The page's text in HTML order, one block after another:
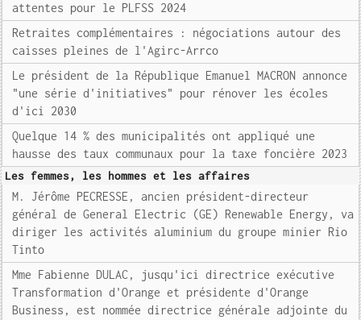
attentes pour le PLFSS 2024
Retraites complémentaires : négociations autour des
caisses pleines de l'Agirc-Arrco
Le président de la République Emanuel MACRON annonce
"une série d'initiatives" pour rénover les écoles
d'ici 2030
Quelque 14 % des municipalités ont appliqué une
hausse des taux communaux pour la taxe foncière 2023
Les femmes, les hommes et les affaires
M. Jérôme PECRESSE, ancien président-directeur
général de General Electric (GE) Renewable Energy, va
diriger les activités aluminium du groupe minier Rio
Tinto
Mme Fabienne DULAC, jusqu'ici directrice exécutive
Transformation d'Orange et présidente d'Orange
Business, est nommée directrice générale adjointe du